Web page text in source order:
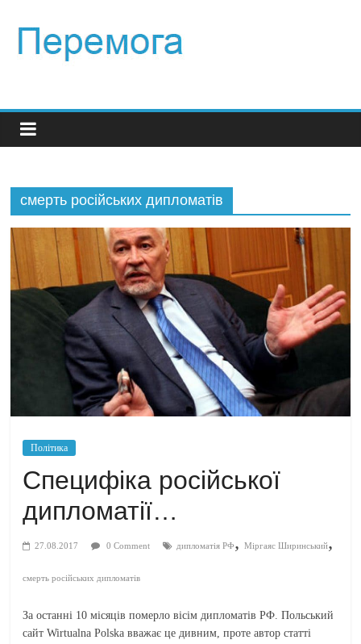
смерть російських дипломатів
Політика
Специфіка російської
дипломатії…
27.08.2017 0 Comment дипломатія РФ,Міргаяс Ширинський,
смерть російських дипломатів
За останні 10 місяців померло вісім дипломатів РФ. Польський
сайт Wirtualna Polska вважає це дивним, проте автор статті